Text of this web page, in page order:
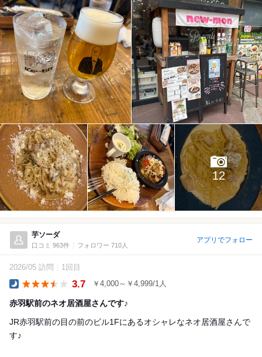
12
芋ソーダ
口コミ 963件 フォロワー 710人
アプリでフォロー
2026/05 訪問 1回目
3.7 ￥4,000～￥4,999/1人
赤羽駅前のネオ居酒屋さんです♪
JR赤羽駅前の目の前のビル1Fにあるオシャレなネオ居酒屋さんで
す♪